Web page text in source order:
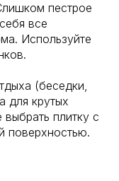
пестрое
все
Используйте
(беседки,
для крутых
плитку с
поверхностью.